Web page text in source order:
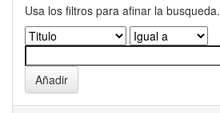
Usa los filtros para afinar la busqueda.